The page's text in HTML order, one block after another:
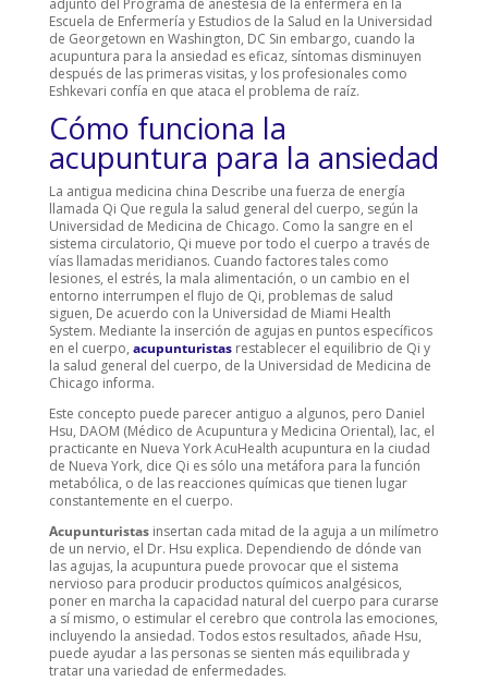
Escuela de Enfermería y Estudios de la Salud en la Universidad
de Georgetown en Washington, DC Sin embargo, cuando la
acupuntura para la ansiedad es eficaz, síntomas disminuyen
después de las primeras visitas, y los profesionales como
Eshkevari confía en que ataca el problema de raíz.
Cómo funciona la
acupuntura para la ansiedad
La antigua medicina china Describe una fuerza de energía
llamada Qi Que regula la salud general del cuerpo, según la
Universidad de Medicina de Chicago. Como la sangre en el
sistema circulatorio, Qi mueve por todo el cuerpo a través de
vías llamadas meridianos. Cuando factores tales como
lesiones, el estrés, la mala alimentación, o un cambio en el
entorno interrumpen el flujo de Qi, problemas de salud
siguen, De acuerdo con la Universidad de Miami Health
System. Mediante la inserción de agujas en puntos específicos
en el cuerpo, acupunturistasrestablecer el equilibrio de Qi y
la salud general del cuerpo, de la Universidad de Medicina de
Chicago informa.
Este concepto puede parecer antiguo a algunos, pero Daniel
Hsu, DAOM (Médico de Acupuntura y Medicina Oriental), lac, el
practicante en Nueva York AcuHealth acupuntura en la ciudad
de Nueva York, dice Qi es sólo una metáfora para la función
metabólica, o de las reacciones químicas que tienen lugar
constantemente en el cuerpo.
Acupunturistasinsertan cada mitad de la aguja a un milímetro
de un nervio, el Dr. Hsu explica. Dependiendo de dónde van
las agujas, la acupuntura puede provocar que el sistema
nervioso para producir productos químicos analgésicos,
poner en marcha la capacidad natural del cuerpo para curarse
a sí mismo, o estimular el cerebro que controla las emociones,
incluyendo la ansiedad. Todos estos resultados, añade Hsu,
puede ayudar a las personas se sienten más equilibrada y
tratar una variedad de enfermedades.